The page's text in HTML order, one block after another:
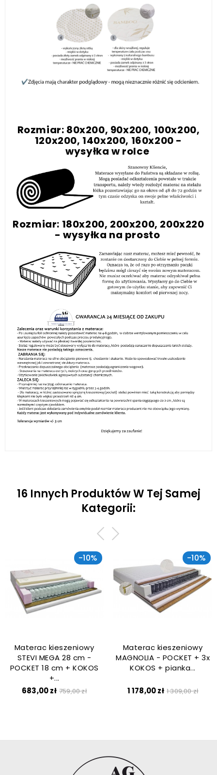
Rozmiar: 80x200, 90x200, 100x200,
120x200, 140x200, 160x200 -
wysyłka w rolce
Rozmiar: 180x200, 200x200, 200x220
- wysyłka na prosto
16 Innych Produktów W Tej Samej
Kategorii:
-10%
Materac kieszeniowy
STEVI MEGA 28 cm -
POCKET 18 cm + KOKOS
+...
Cena
683,00 zł Cena
759,00 zł
-10%
Materac kieszeniowy
MAGNOLIA - POCKET + 3x
KOKOS + pianka...
Cena
1 178,00 zł Cena
1 309,00 zł